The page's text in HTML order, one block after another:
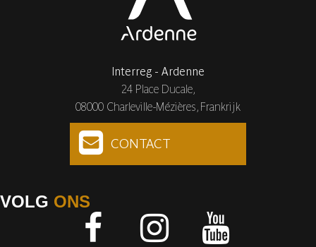
Interreg - Ardenne
24 Place Ducale,
08000 Charleville-Mézières, Frankrijk
CONTACT
VOLG ONS